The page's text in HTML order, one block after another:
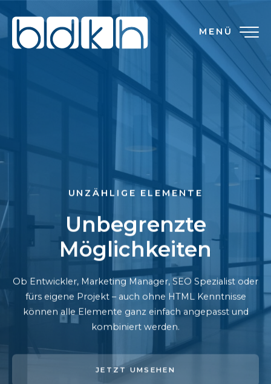
MENÜ
UNZÄHLIGE ELEMENTE
Unbegrenzte
Möglichkeiten
Ob Entwickler, Marketing Manager, SEO Spezialist oder
fürs eigene Projekt – auch ohne HTML Kenntnisse
können alle Elemente ganz einfach angepasst und
kombiniert werden.
JETZT UMSEHEN